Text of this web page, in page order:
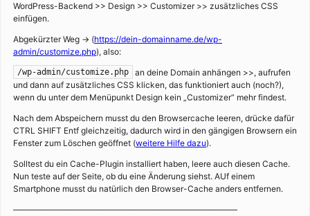
WordPress-Backend >> Design >> Customizer >> zusätzliches CSS
einfügen.
Abgekürzter Weg -> (https://dein-domainname.de/wp-
admin/customize.php), also:
/wp-admin/customize.php
an deine Domain anhängen >>, aufrufen
und dann auf zusätzliches CSS klicken, das funktioniert auch (noch?),
wenn du unter dem Menüpunkt Design kein „Customizer“ mehr findest.
Nach dem Abspeichern musst du den Browsercache leeren, drücke dafür
CTRL SHIFT Entf gleichzeitig, dadurch wird in den gängigen Browsern ein
Fenster zum Löschen geöffnet (weitere Hilfe dazu).
Solltest du ein Cache-Plugin installiert haben, leere auch diesen Cache.
Nun teste auf der Seite, ob du eine Änderung siehst. AUf einem
Smartphone musst du natürlich den Browser-Cache anders entfernen.
———————————————————————————